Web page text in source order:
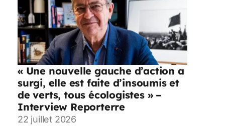
« Une nouvelle gauche d’action a
surgi, elle est faite d’insoumis et
de verts, tous écologistes » –
Interview Reporterre
22 juillet 2026